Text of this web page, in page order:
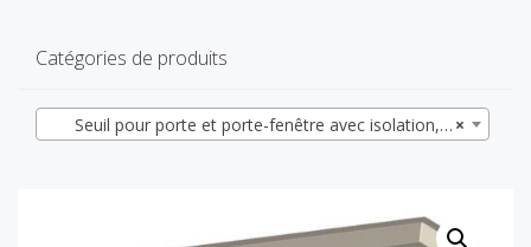
Catégories de produits
×
Seuil pour porte et porte-fenêtre avec isolation, profondeur 43, gamme Provence